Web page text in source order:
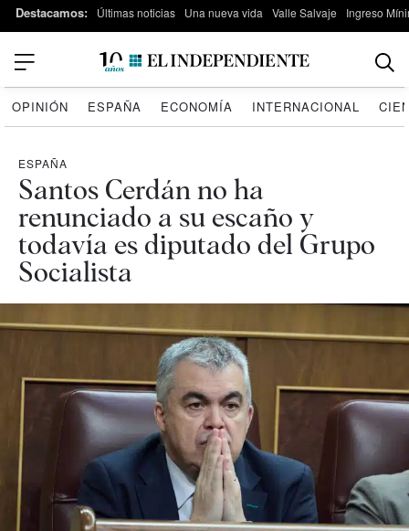
Destacamos: Últimas noticias Una nueva vida Valle Salvaje Ingreso
OPINIÓN ESPAÑA ECONOMÍA INTERNACIONAL
ESPAÑA
Santos Cerdán no ha
renunciado a su escaño y
todavía es diputado del Grupo
Socialista